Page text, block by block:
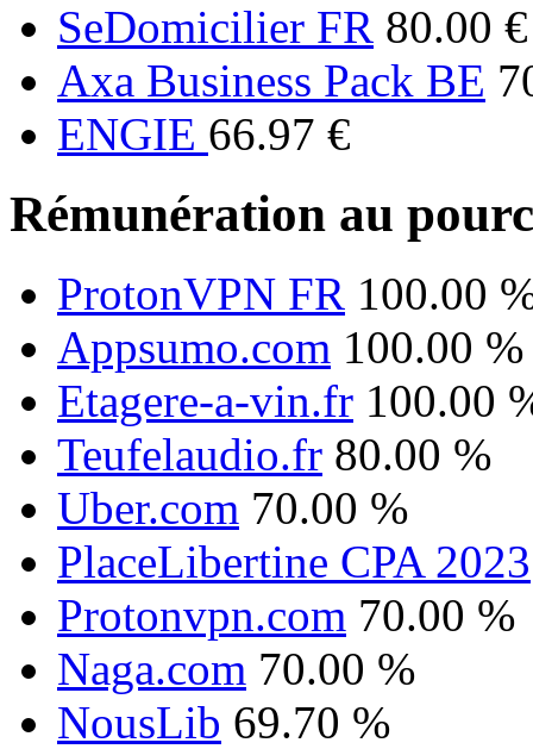
SeDomicilier FR 80.00 €
Axa Business Pack BE
ENGIE 66.97 €
Rémunération au
ProtonVPN FR 100.00
Appsumo.com 100.00 %
Etagere-a-vin.fr 100.00
Teufelaudio.fr 80.00 %
Uber.com 70.00 %
PlaceLibertine CPA 2023
Protonvpn.com 70.00 %
Naga.com 70.00 %
NousLib 69.70 %